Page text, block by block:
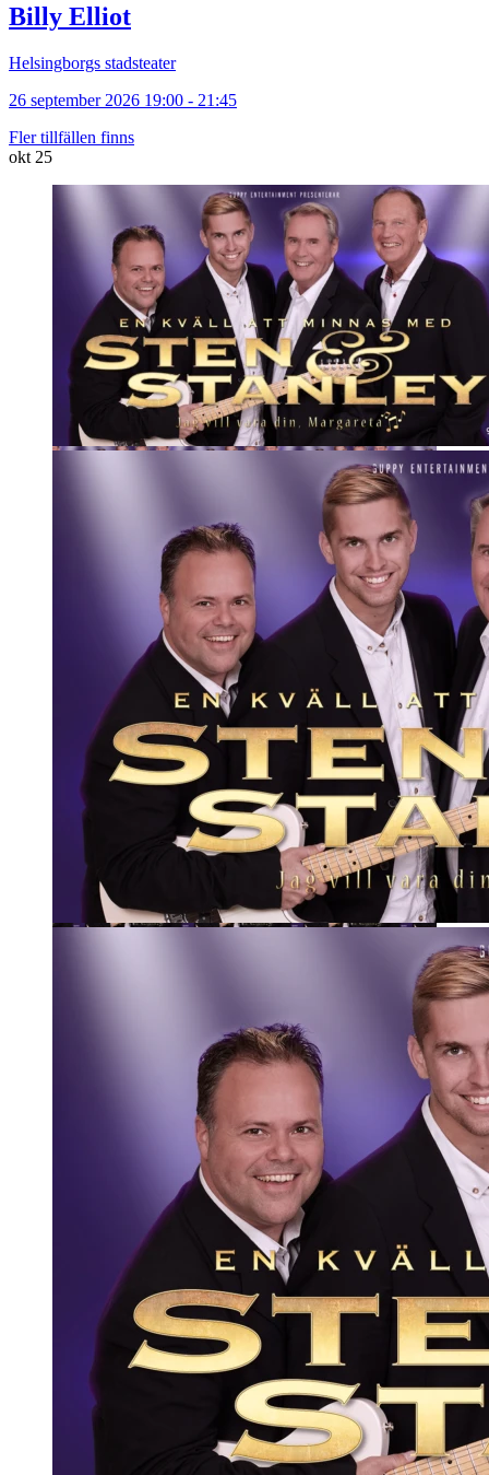
Billy Elliot
Helsingborgs stadsteater
26 september 2026 19:00 - 21:45
Fler tillfällen finns
okt 25